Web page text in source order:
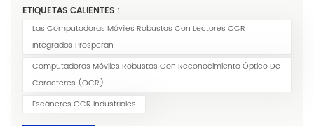
imágenes de texto en un formato legible por máquina.
Imagine a un trabajador de almacén con dificultades
para leer fechas de caducidad borrosas bajo una luz
tenue, o a un técnico de campo escribiendo
manualmente números de serie de 20 dígitos bajo una
lluvia helada. Estos no son inconvenientes menores:
ETIQUETAS CALIENTES :
Las Computadoras Móviles Robustas Con Lectores OCR
Integrados Prosperan
Computadoras Móviles Robustas Con Reconocimiento Óptico De
Caracteres (OCR)
Escáneres OCR Industriales